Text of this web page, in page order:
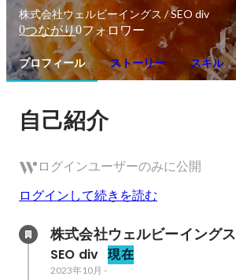
株式会社ウェルビーイングス / SEO div
0つながり0フォロワー
プロフィール ストーリー スキル
自己紹介
ログインユーザーのみに公開
ログインして続きを読む
株式会社ウェルビーイングス
SEO div 現在
2023年10月 -